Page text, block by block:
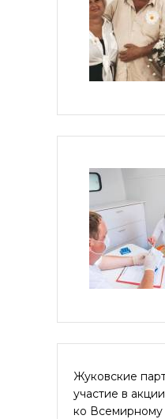
Жуковские
участие в
ко